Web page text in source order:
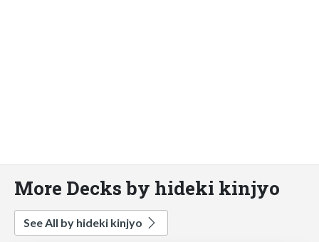
More Decks by hideki kinjyo
See All by hideki kinjyo